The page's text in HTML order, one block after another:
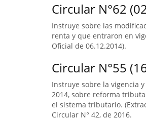
Circular N°62
Instruye sobre las
renta y que entraron en
Oficial de 06.12.2014).
Circular N°55
Instruye sobre la vigencia
2014, sobre reforma
el sistema tributario.
Circular N° 42, de 2016.